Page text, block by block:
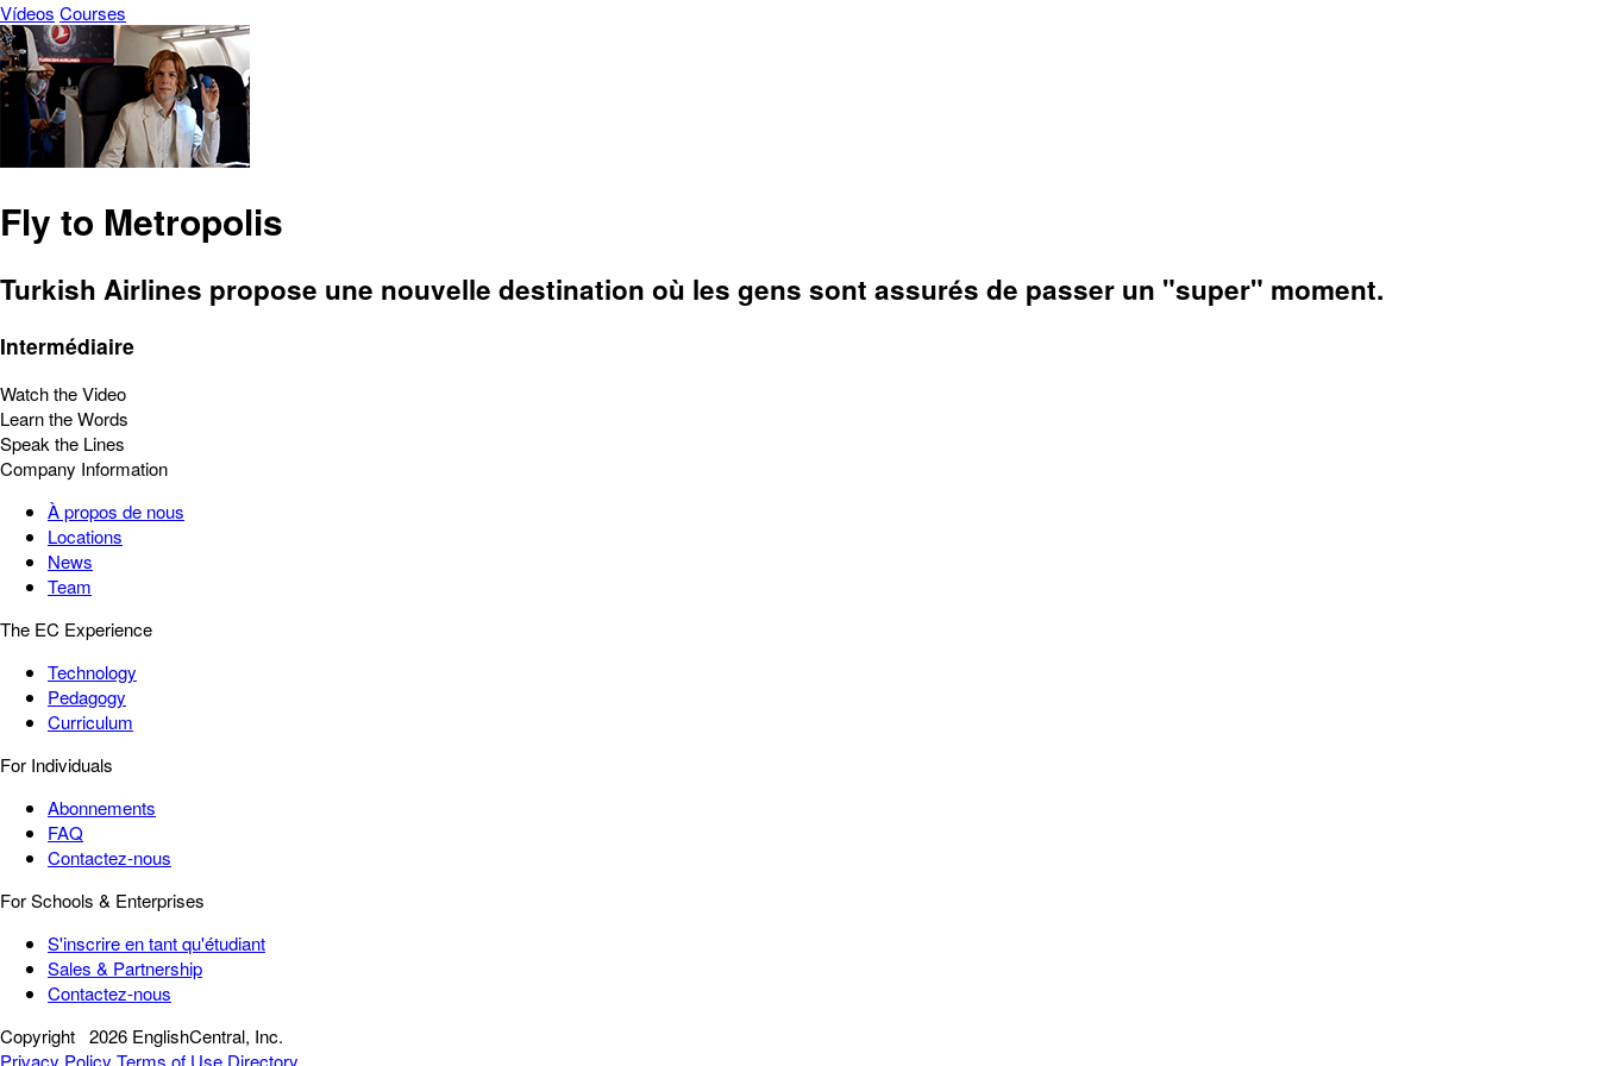
Vídeos Courses
Fly to Metropolis
Turkish Airlines propose une nouvelle destination où les gens sont assurés de passer un "super" moment.
Intermédiaire
Watch the Video
Learn the Words
Speak the Lines
Company Information
À propos de nous
Locations
News
Team
The EC Experience
Technology
Pedagogy
Curriculum
For Individuals
Abonnements
FAQ
Contactez-nous
For Schools & Enterprises
S'inscrire en tant qu'étudiant
Sales & Partnership
Contactez-nous
Copyright 2026 EnglishCentral, Inc.